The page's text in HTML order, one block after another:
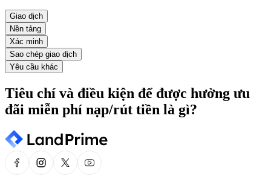
Giao dịch
Nền tảng
Xác minh
Sao chép giao dịch
Yêu cầu khác
Tiêu chí và điều kiện để được hưởng ưu
đãi miễn phí nạp/rút tiền là gì?